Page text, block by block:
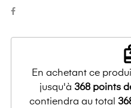
En achetant ce
jusqu'à 368points
contiendra au total